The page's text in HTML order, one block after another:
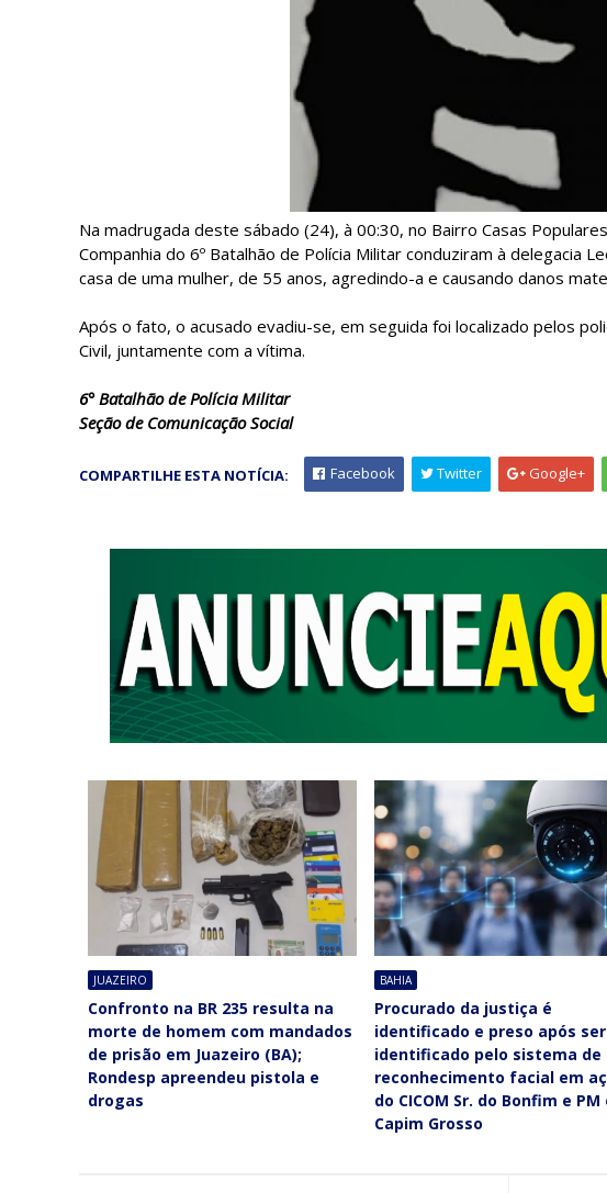
Na madrugada deste sábado (24), à 00:30, no Bairro Casas
Companhia do 6º Batalhão de Polícia Militar conduziram à delegacia
casa de uma mulher, de 55 anos, agredindo-a e causando danos
Após o fato, o acusado evadiu-se, em seguida foi localizado pelos
Civil, juntamente com a vítima.
6° Batalhão de Polícia Militar
Seção de Comunicação Social
COMPARTILHE ESTA NOTÍCIA: Facebook Twitter Google+
JUAZEIRO
Confronto na BR 235 resulta na
morte de homem com mandados
de prisão em Juazeiro (BA);
Rondesp apreendeu pistola e
drogas
BAHIA
Procurado da justiça é
identificado e preso após ser
identificado pelo sistema de
reconhecimento facial em
do CICOM Sr. do Bonfim e PM
Capim Grosso